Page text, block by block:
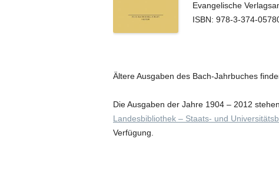
Evangelische
ISBN: 978-3-374-
Ältere Ausgaben des Bach-Jahrbuches
Die Ausgaben der Jahre 1904 – 2012
Landesbibliothek – Staats- und
Verfügung.